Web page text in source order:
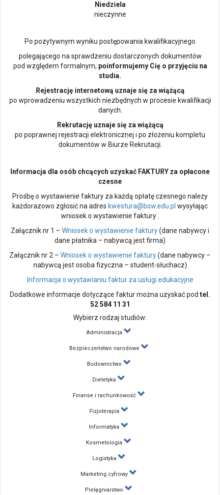
Niedziela
nieczynne
Po pozytywnym wyniku postępowania kwalifikacyjnego
polegającego na sprawdzeniu dostarczonych dokumentów
pod względem formalnym, poinformujemy Cię o przyjęciu na
studia.
Rejestrację internetową uznaje się za wiążącą
po wprowadzeniu wszystkich niezbędnych w procesie kwalifikacji
danych.
Rekrutację uznaje się za wiążącą
po poprawnej rejestracji elektronicznej i po złożeniu kompletu
dokumentów w Biurze Rekrutacji.
Informacja dla osób chcących uzyskać FAKTURY za opłacone
czesne
Prośbę o wystawienie faktury za każdą opłatę czesnego należy
każdorazowo zgłosić na adres kwestura@bsw.edu.pl wysyłając
wniosek o wystawienie faktury .
Załącznik nr 1 – Wniosek o wystawienie faktury(dane nabywcy i
dane płatnika – nabywcą jest firma)
Załącznik nr 2 – Wniosek o wystawienie faktury(dane nabywcy –
nabywcą jest osoba fizyczna – student-słuchacz)
Informacja o wystawianiu faktur za usługi edukacyjne
Dodatkowe informacje dotyczące faktur można uzyskać pod tel.
52 584 11 31
Wybierz rodzaj studiów:
Administracja
Bezpieczeństwo narodowe
Budownictwo
Dietetyka
Finanse i rachunkowość
Fizjoterapia
Informatyka
Kosmetologia
Logistyka
Marketing cyfrowy
Pielęgniarstwo